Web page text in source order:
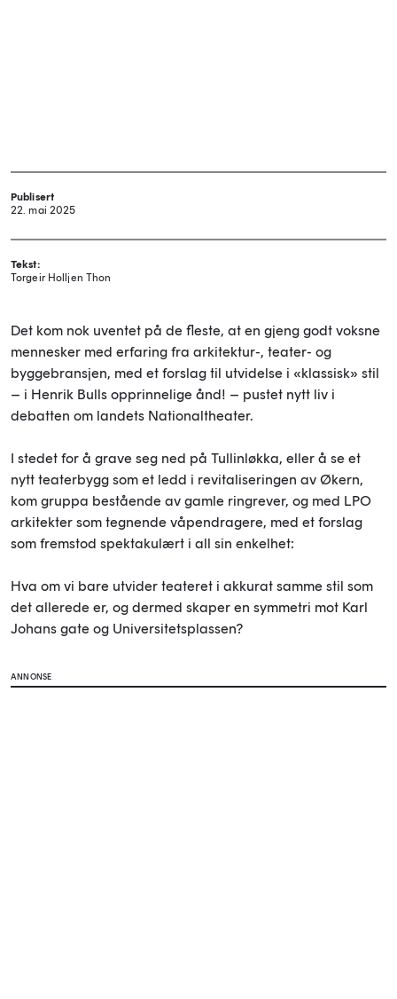
Publisert
22. mai 2025
Tekst:
Torgeir Holljen Thon
Det kom nok uventet på de fleste, at en gjeng godt voksne
mennesker med erfaring fra arkitektur-, teater- og
byggebransjen, med et forslag til utvidelse i «klassisk» stil
– i Henrik Bulls opprinnelige ånd! – pustet nytt liv i
debatten om landets Nationaltheater.
I stedet for å grave seg ned på Tullinløkka, eller å se et
nytt teaterbygg som et ledd i revitaliseringen av Økern,
kom gruppa bestående av gamle ringrever, og med LPO
arkitekter som tegnende våpendragere, med et forslag
som fremstod spektakulært i all sin enkelhet:
Hva om vi bare utvider teateret i akkurat samme stil som
det allerede er, og dermed skaper en symmetri mot Karl
Johans gate og Universitetsplassen?
ANNONSE